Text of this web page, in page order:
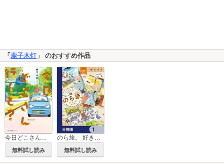
「鹿子木灯 」 のおすすめ作品
今日どこさん行くと？
無料試し読み
のら旅。 好きある所に道はある【分冊版】
無料試し読み